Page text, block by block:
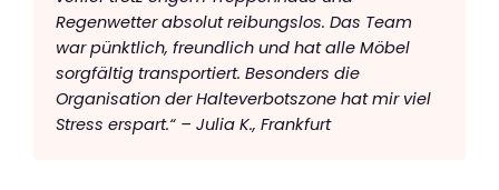
Regenwetter absolut reibungslos. Das Team
war pünktlich, freundlich und hat alle Möbel
sorgfältig transportiert. Besonders die
Organisation der Halteverbotszone hat mir viel
Stress erspart.“ – Julia K., Frankfurt